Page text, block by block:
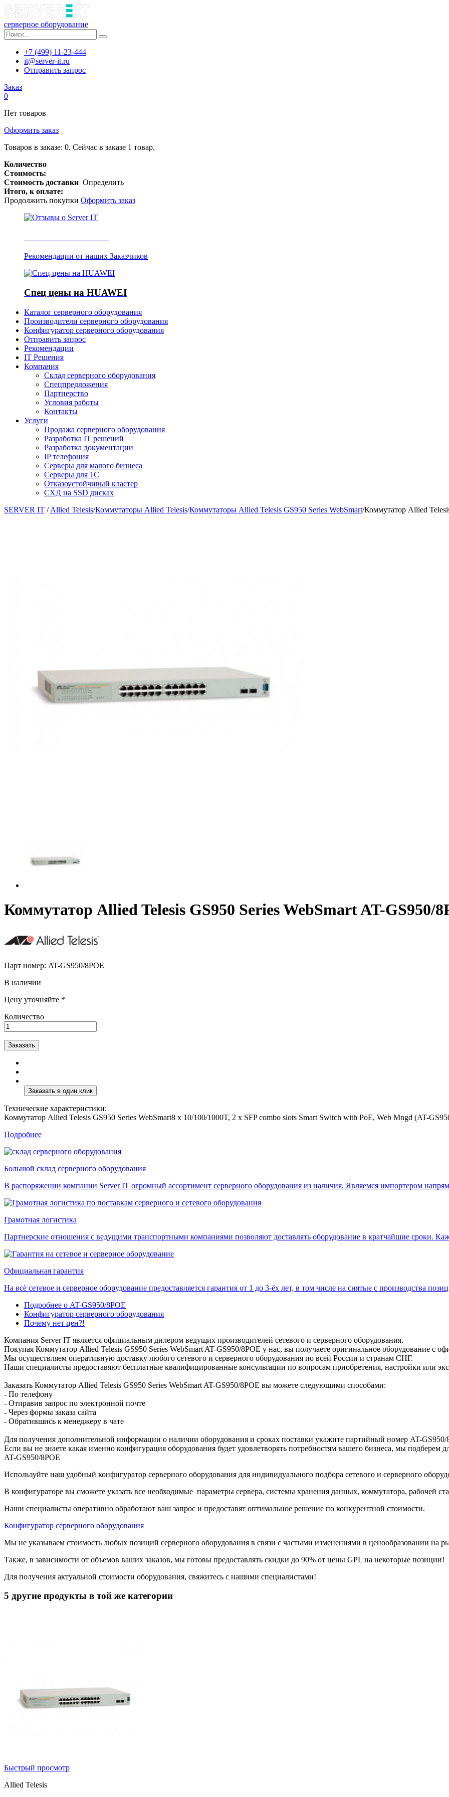
серверное оборудование
+7 (499) 11-23-444
it@server-it.ru
Отправить запрос
Заказ
0
Нет товаров
Оформить заказ
Товаров в заказе: 0. Сейчас в заказе 1 товар.
Количество
Стоимость:
Стоимость доставки Определить
Итого, к оплате:
Продолжить покупки Оформить заказ
Рекомендации от наших Заказчиков
Спец цены на HUAWEI
Каталог серверного оборудования
Производители серверного оборудования
Конфигуратор серверного оборудования
Отправить запрос
Рекомендации
IT Решения
Компания
Склад серверного оборудования
Спецпредложения
Партнерство
Условия работы
Контакты
Услуги
Продажа серверного оборудования
Разработка IT решений
Разработка документации
IP телефония
Серверы для малого бизнеса
Серверы для 1С
Отказоустойчивый кластер
СХД на SSD дисках
SERVER IT / Allied Telesis/Коммутаторы Allied Telesis/Коммутаторы Allied Telesis GS950 Series WebSmart/Коммутатор Allied
Коммутатор Allied Telesis GS950 Series WebSmart AT-GS950/
Парт номер: AT-GS950/8POE
В наличии
Цену уточняйте *
Количество
Заказать
Технические характеристики:
Коммутатор Allied Telesis GS950 Series WebSmart8 x 10/100/1000T, 2 x SFP combo slots Smart Switch with PoE, Web Mngd (AT-
Подробнее
Большой склад серверного оборудования
В распоряжении компании Server IT огромный ассортимент серверного оборудования из наличия. Являемся импортером
Грамотная логистика
Партнерские отношения с ведущими транспортными компаниями позволяют доставлять оборудование в кратчайшие сроки.
Официальная гарантия
На всё сетевое и серверное оборудование предоставляется гарантия от 1 до 3-ёх лет, в том числе на снятые с производства
Подробнее о AT-GS950/8POE
Конфигуратор серверного оборудования
Почему нет цен?!
Компания Server IT является официальным дилером ведущих производителей сетевого и серверного оборудования.
Покупая Коммутатор Allied Telesis GS950 Series WebSmart AT-GS950/8POE у нас, вы получаете оригинальное оборудование с
Мы осуществляем оперативную доставку любого сетевого и серверного оборудования по всей России и странам СНГ.
Наши специалисты предоставяют бесплатные квалифицированные консультации по вопросам приобретения, настройки или
Заказать Коммутатор Allied Telesis GS950 Series WebSmart AT-GS950/8POE вы можете следующими способами:
- По телефону
- Отправив запрос по электронной почте
- Через формы заказа сайта
- Обратившись к менеджеру в чате
Для получения дополнительной информации о наличии оборудования и сроках поставки укажите партийный номер AT-GS950/
Если вы не знаете какая именно конфигурация оборудования будет удовлетворять потребностям вашего бизнеса, мы
AT-GS950/8POE
Используйте наш удобный конфигуратор серверного оборудования для индивидуального подбора сетевого и серверного
В конфигураторе вы сможете указать все необходимые параметры сервера, системы хранения данных, коммутатора, рабочей
Наши специалисты оперативно обработают ваш запрос и предоставят оптимальное решение по конкурентной стоимости.
Конфигуратор серверного оборудования
Мы не указываем стоимость любых позиций серверного оборудования в связи с частыми изменениями в ценообразовании на
Также, в зависимости от объемов ваших заказов, мы готовы предоставлять скидки до 90% от цены GPL на некоторые позиции!
Для получения актуальной стоимости оборудования, свяжитесь с нашими специалистами!
5 другие продукты в той же категории
Быстрый просмотр
Allied Telesis